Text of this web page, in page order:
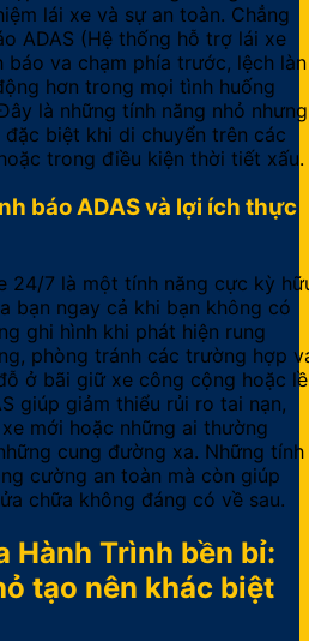
lái xe và sự an toàn. Chẳng
ADAS (Hệ thống hỗ trợ lái xe
báo va chạm phía trước, lệch làn
hơn trong mọi tình huống
là những tính năng nhỏ nhưng
biệt khi di chuyển trên các
trong điều kiện thời tiết xấu.
báo ADAS và lợi ích thực
24/7 là một tính năng cực kỳ
bạn ngay cả khi bạn không có
ghi hình khi phát hiện rung
phòng tránh các trường hợp
ở bãi giữ xe công cộng hoặc lề
giúp giảm thiểu rủi ro tai nạn,
mới hoặc những ai thường
cung đường xa. Những tính
cường an toàn mà còn giúp
chữa không đáng có về sau.
Hành Trình bền bỉ:
tạo nên khác biệt